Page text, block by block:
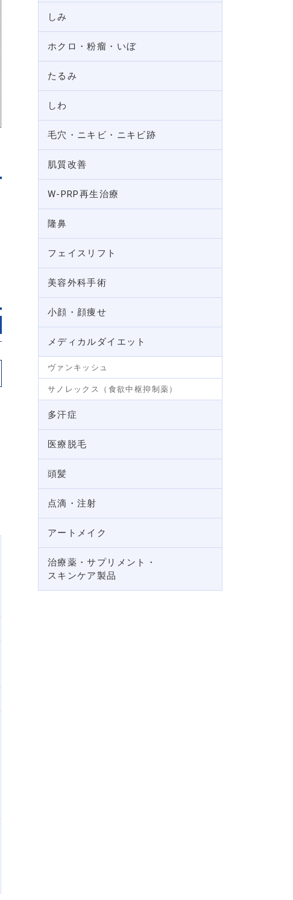
しみ
ホクロ・粉瘤・いぼ
たるみ
しわ
毛穴・ニキビ・ニキビ跡
肌質改善
W-PRP再生治療
隆鼻
フェイスリフト
美容外科手術
小顔・顔痩せ
メディカルダイエット
ヴァンキッシュ
サノレックス（食欲中枢抑制薬）
多汗症
医療脱毛
頭髪
点滴・注射
アートメイク
治療薬・サプリメント・
スキンケア製品